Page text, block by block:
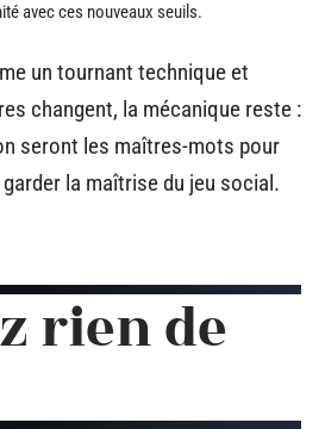
avec ces nouveaux seuils.
un tournant technique et
changent, la mécanique reste :
seront les maîtres-mots pour
la maîtrise du jeu social.
rien de